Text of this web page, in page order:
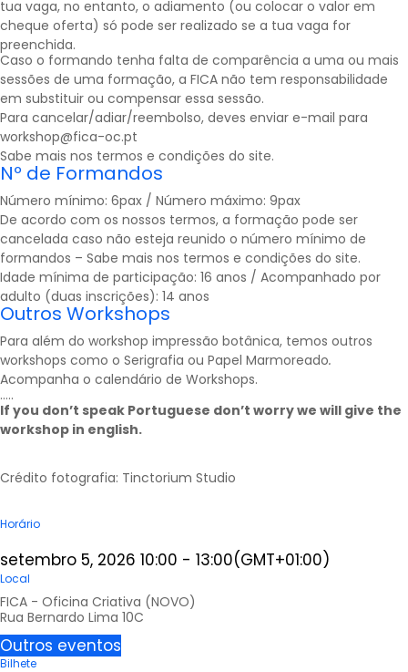
tua vaga, no entanto, o adiamento (ou colocar o valor em
cheque oferta) só pode ser realizado se a tua vaga for
preenchida.
Caso o formando tenha falta de comparência a uma ou mais
sessões de uma formação, a FICA não tem responsabilidade
em substituir ou compensar essa sessão.
Para cancelar/adiar/reembolso, deves enviar e-mail para
workshop@fica-oc.pt
Sabe mais nos termos e condições do site.
Nº de Formandos
Número mínimo: 6pax / Número máximo: 9pax
De acordo com os nossos termos, a formação pode ser
cancelada caso não esteja reunido o número mínimo de
formandos – Sabe mais nos termos e condições do site.
Idade mínima de participação: 16 anos / Acompanhado por
adulto (duas inscrições): 14 anos
Outros Workshops
Para além do workshop impressão botânica, temos outros
workshops como o Serigrafia ou Papel Marmoreado.
Acompanha o calendário de Workshops.
…..
If you don’t speak Portuguese don’t worry we will give the
workshop in english.
Crédito fotografia: Tinctorium Studio
Horário
setembro 5, 2026 10:00 - 13:00(GMT+01:00)
Local
FICA - Oficina Criativa (NOVO)
Rua Bernardo Lima 10C
Outros eventos
Bilhete